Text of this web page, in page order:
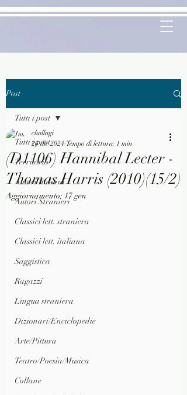
Post
Tutti i post
Territorio
Autori Italiani
Autori Stranieri
Classici lett. straniera
Classici lett. italiana
Saggistica
Ragazzi
Lingua straniera
Dizionari/Enciclopedie
Arte/Pittura
Teatro/Poesia/Musica
Collane
Tutti i post
(D1106) Hannibal Lecter -
Thomas Harris (2010)(15/2)
challagi
26 dic 2024 Tempo di lettura: 1 min
Aggiornamento: 17 gen